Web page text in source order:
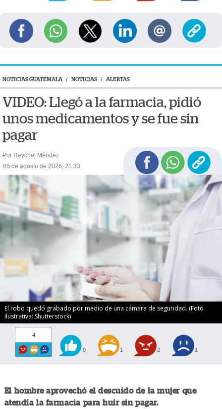
NOTICIAS GUATEMALA / NOTICIAS / ALERTAS
VIDEO: Llegó a la farmacia, pidió
unos medicamentos y se fue sin
pagar
Por Reychel Méndez
05 de agosto de 2026, 21:33
El robo quedó grabado por medio de una cámara de seguridad. (Foto
ilustrativa: Shutterstock)
4
0 1 2 1
El hombre aprovechó el descuido de la mujer que
atendía la farmacia para huir sin pagar.